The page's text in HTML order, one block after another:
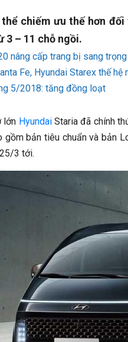
chiếm ưu thế hơn
3 – 11 chỗ ngồi.
nâng cấp trang bị sang
Fe, Hyundai Starex thế hệ
5/2018: tăng đồng loạt
lớn HyundaiStaria đã chính
gồm bản tiêu chuẩn và bản
3 tới.